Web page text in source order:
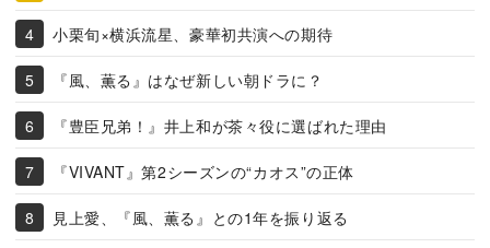
小栗旬×横浜流星、豪華初共演への期待
『風、薫る』はなぜ新しい朝ドラに？
『豊臣兄弟！』井上和が茶々役に選ばれた理由
『VIVANT』第2シーズンの“カオス”の正体
見上愛、『風、薫る』との1年を振り返る